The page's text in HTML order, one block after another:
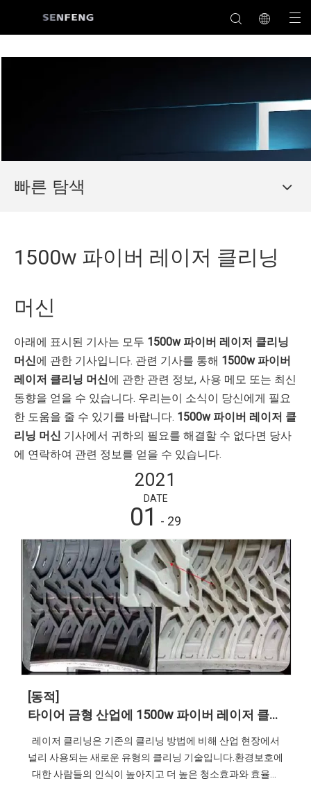
빠른 탐색
1500w 파이버 레이저 클리닝
머신
아래에 표시된 기사는 모두 1500w 파이버 레이저 클리닝
머신에 관한 기사입니다. 관련 기사를 통해 1500w 파이버
레이저 클리닝 머신에 관한 관련 정보, 사용 메모 또는 최신
동향을 얻을 수 있습니다. 우리는이 소식이 당신에게 필요
한 도움을 줄 수 있기를 바랍니다. 1500w 파이버 레이저 클
리닝 머신 기사에서 귀하의 필요를 해결할 수 없다면 당사
에 연락하여 관련 정보를 얻을 수 있습니다.
2021
DATE
01 - 29
[동적]
타이어 금형 산업에 1500w 파이버 레이저 클리닝 기계 적용
레이저 클리닝은 기존의 클리닝 방법에 비해 산업 현장에서
널리 사용되는 새로운 유형의 클리닝 기술입니다.환경보호에
대한 사람들의 인식이 높아지고 더 높은 청소효과와 효율성